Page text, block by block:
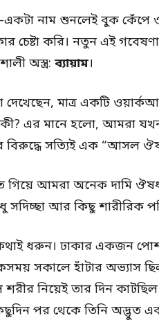
নাম শুনলেই বুক কেঁপে
চেষ্টা করি। নতুন এই
অস্ত্র: ব্যায়াম।
মাত্র একটি
এর মানে হলো, আমরা
বিরুদ্ধে সত্যিই এক “আসল
গিয়ে আমরা অনেক দামি
সদিচ্ছা আর কিছু শারীরিক
ধরুন। ঢাকার একজন
সকালে হাঁটার অভ্যাস
নিয়েই তার দিন
পর থেকে তিনি অদ্ভুত